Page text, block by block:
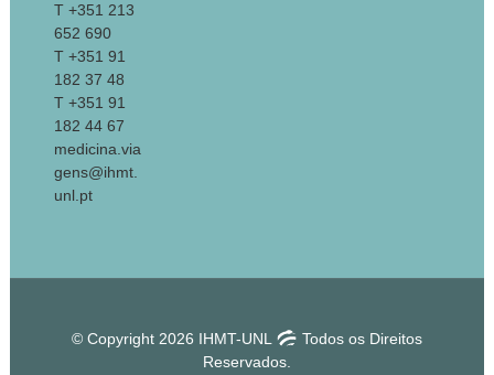
T +351 213
652 690
T +351 91
182 37 48
T +351 91
182 44 67
medicina.via
gens@ihmt.
unl.pt
© Copyright 2026 IHMT-UNL
Todos os Direitos
Reservados.